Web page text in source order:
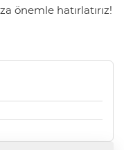
önemle hatırlatırız!